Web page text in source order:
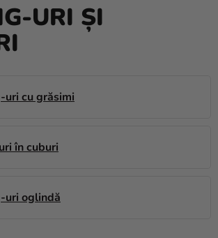
URI ȘI
uri cu grăsimi
în cuburi
uri oglindă